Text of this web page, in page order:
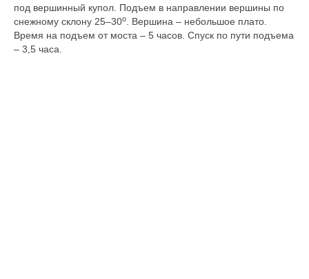
под вершинный купол. Подъем в направлении вершины по
снежному склону 25–30о
. Вершина – небольшое плато.
Время на подъем от моста – 5 часов. Спуск по пути подъема
– 3,5 часа.